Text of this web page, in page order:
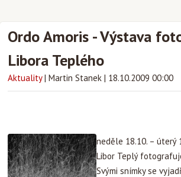
Ordo Amoris - Výstava
Libora Teplého
Aktuality | Martin Stanek | 18.10.2009 00:00
neděle 18.10. – úterý
Libor Teplý
Svými snímky se